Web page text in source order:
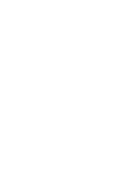
cantidad